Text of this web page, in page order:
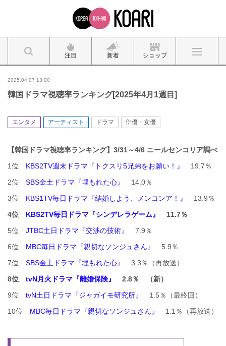
注目 新着 ショップ
2025.04.07 13:00
韓国ドラマ視聴率ランキング[2025年4月1週目]
エンタメ アーティスト ドラマ 俳優・女優
【韓国ドラマ視聴率ランキング】3/31～4/6 ニールセンコリア調べ
1位 KBS2TV週末ドラマ『トクスリ5兄弟をお願い！』
19.7％
2位 SBS金土ドラマ『埋もれた心』
14.0％
3位 KBS1TV毎日ドラマ『結婚しよう、メンコンア！』
13.9％
4位 KBS2TV毎日ドラマ『シンデレラゲーム』
11.7％
5位 JTBC土日ドラマ『交渉の技術』
7.9％
6位 MBC毎日ドラマ『親切なソンジュさん』
5.9％
7位 SBS金土ドラマ『埋もれた心』
3.3％（再放送）
8位 tvN月火ドラマ『離婚保険』
2.8％ （新）
9位 tvN土日ドラマ『ジャガイモ研究所』
1.5％（最終回）
10位 MBC毎日ドラマ『親切なソンジュさん』 1.1％（再放送）